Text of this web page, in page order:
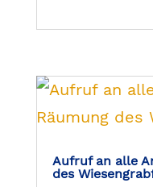
Aufruf an alle
des